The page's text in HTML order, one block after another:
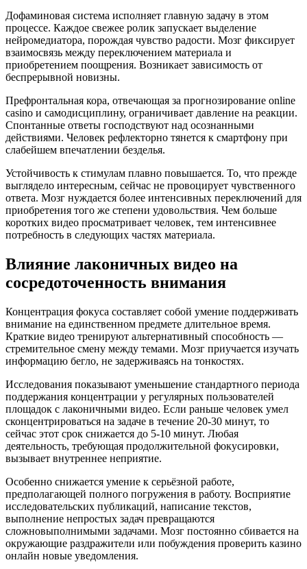
Дофаминовая система исполняет главную задачу в этом
процессе. Каждое свежее ролик запускает выделение
нейромедиатора, порождая чувство радости. Мозг фиксирует
взаимосвязь между переключением материала и
приобретением поощрения. Возникает зависимость от
беспрерывной новизны.
Префронтальная кора, отвечающая за прогнозирование online
casino и самодисциплину, ограничивает давление на реакции.
Спонтанные ответы господствуют над осознанными
действиями. Человек рефлекторно тянется к смартфону при
слабейшем впечатлении безделья.
Устойчивость к стимулам плавно повышается. То, что прежде
выглядело интересным, сейчас не провоцирует чувственного
ответа. Мозг нуждается более интенсивных переключений для
приобретения того же степени удовольствия. Чем больше
коротких видео просматривает человек, тем интенсивнее
потребность в следующих частях материала.
Влияние лаконичных видео на
сосредоточенность внимания
Концентрация фокуса составляет собой умение поддерживать
внимание на единственном предмете длительное время.
Краткие видео тренируют альтернативный способность —
стремительное смену между темами. Мозг приучается изучать
информацию бегло, не задерживаясь на тонкостях.
Исследования показывают уменьшение стандартного периода
поддержания концентрации у регулярных пользователей
площадок с лаконичными видео. Если раньше человек умел
сконцентрироваться на задаче в течение 20-30 минут, то
сейчас этот срок снижается до 5-10 минут. Любая
деятельность, требующая продолжительной фокусировки,
вызывает внутреннее неприятие.
Особенно снижается умение к серьёзной работе,
предполагающей полного погружения в работу. Восприятие
исследовательских публикаций, написание текстов,
выполнение непростых задач превращаются
сложновыполнимыми задачами. Мозг постоянно сбивается на
окружающие раздражители или побуждения проверить казино
онлайн новые уведомления.